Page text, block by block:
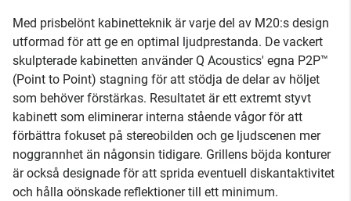
Med prisbelönt kabinetteknik är varje del av M20:s design
utformad för att ge en optimal ljudprestanda. De vackert
skulpterade kabinetten använder Q Acoustics' egna P2P™
(Point to Point) stagning för att stödja de delar av höljet
som behöver förstärkas. Resultatet är ett extremt styvt
kabinett som eliminerar interna stående vågor för att
förbättra fokuset på stereobilden och ge ljudscenen mer
noggrannhet än någonsin tidigare. Grillens böjda konturer
är också designade för att sprida eventuell diskantaktivitet
och hålla oönskade reflektioner till ett minimum.